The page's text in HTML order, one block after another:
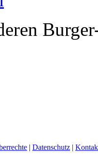
| Datenschutz |